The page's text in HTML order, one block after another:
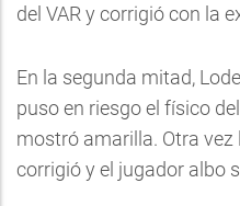
del VAR y corrigió con la
En la segunda mitad,
puso en riesgo el físico
mostró amarilla. Otra vez
corrigió y el jugador albo